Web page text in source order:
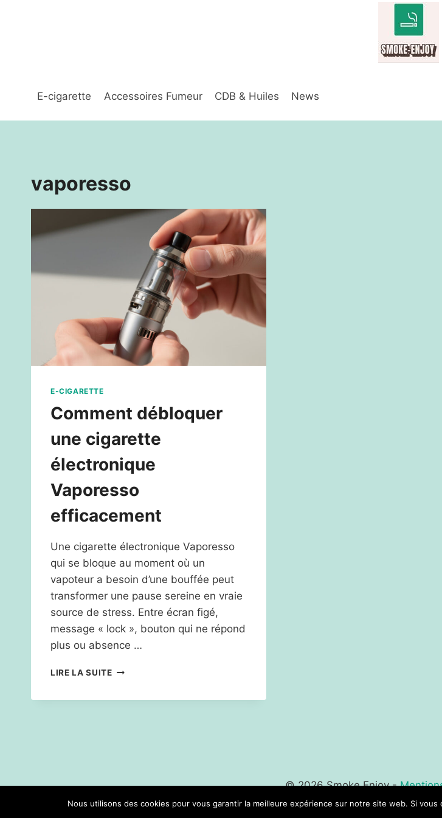
E-cigarette Accessoires Fumeur CDB & Huiles News
vaporesso
E-CIGARETTE
Comment débloquer
une cigarette
électronique
Vaporesso
efficacement
Une cigarette électronique Vaporesso
qui se bloque au moment où un
vapoteur a besoin d’une bouffée peut
transformer une pause sereine en vraie
source de stress. Entre écran figé,
message « lock », bouton qui ne répond
plus ou absence …
LIRE LA SUITECOMMENT
© 2026 Smoke Enjoy -
Nous utilisons des cookies pour vous garantir la meilleure expérience sur notre site web. Si